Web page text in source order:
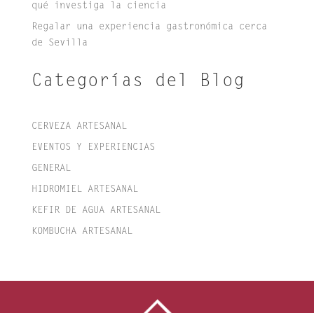
qué investiga la ciencia
Regalar una experiencia gastronómica cerca
de Sevilla
Categorías del Blog
CERVEZA ARTESANAL
EVENTOS Y EXPERIENCIAS
GENERAL
HIDROMIEL ARTESANAL
KEFIR DE AGUA ARTESANAL
KOMBUCHA ARTESANAL